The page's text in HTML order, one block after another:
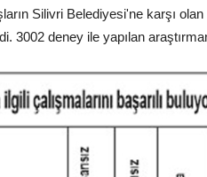
Silivri Belediyesi'ne karşı olan
3002 deney ile yapılan